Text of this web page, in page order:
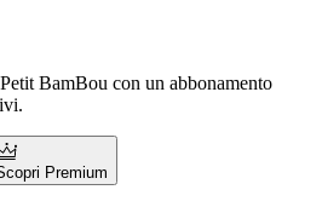
BamBou con un abbonamento
Premium